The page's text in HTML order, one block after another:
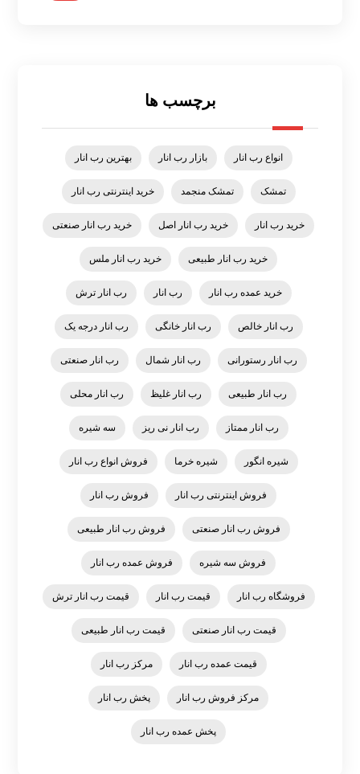
برچسب ها
انواع رب انار بازار رب انار بهترین رب انار
تمشک تمشک منجمد خرید اینترنتی رب انار
خرید رب انار خرید رب انار اصل خرید رب انار صنعتی
خرید رب انار طبیعی خرید رب انار ملس
خرید عمده رب انار رب انار رب انار ترش
رب انار خالص رب انار خانگی رب انار درجه یک
رب انار رستورانی رب انار شمال رب انار صنعتی
رب انار طبیعی رب انار غلیظ رب انار محلی
رب انار ممتاز رب انار نی ریز سه شیره
شیره انگور شیره خرما فروش انواع رب انار
فروش اینترنتی رب انار فروش رب انار
فروش رب انار صنعتی فروش رب انار طبیعی
فروش سه شیره فروش عمده رب انار
فروشگاه رب انار قیمت رب انار قیمت رب انار ترش
قیمت رب انار صنعتی قیمت رب انار طبیعی
قیمت عمده رب انار مرکز رب انار
مرکز فروش رب انار پخش رب انار
پخش عمده رب انار